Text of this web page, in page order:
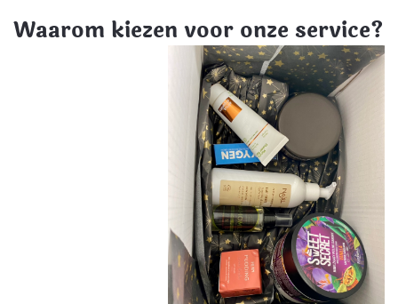
Waarom kiezen voor onze service?